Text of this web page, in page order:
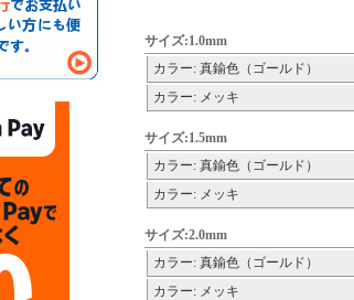
サイズ:1.0mm
カラー: 真鍮色（ゴールド）
カラー: メッキ
サイズ:1.5mm
カラー: 真鍮色（ゴールド）
カラー: メッキ
サイズ:2.0mm
カラー: 真鍮色（ゴールド）
カラー: メッキ